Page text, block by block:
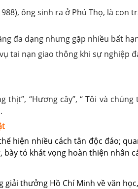
ông sinh ra ở Phú Thọ, là con
đa dạng nhưng gặp nhiều bất
tai nạn giao thông khi sự nghiệp
thịt”, “Hương cây”, “ Tôi và chúng
hiện nhiều cách tân độc đáo;
bày tỏ khát vọng hoàn thiện nhân
giải thưởng Hồ Chí Minh về văn